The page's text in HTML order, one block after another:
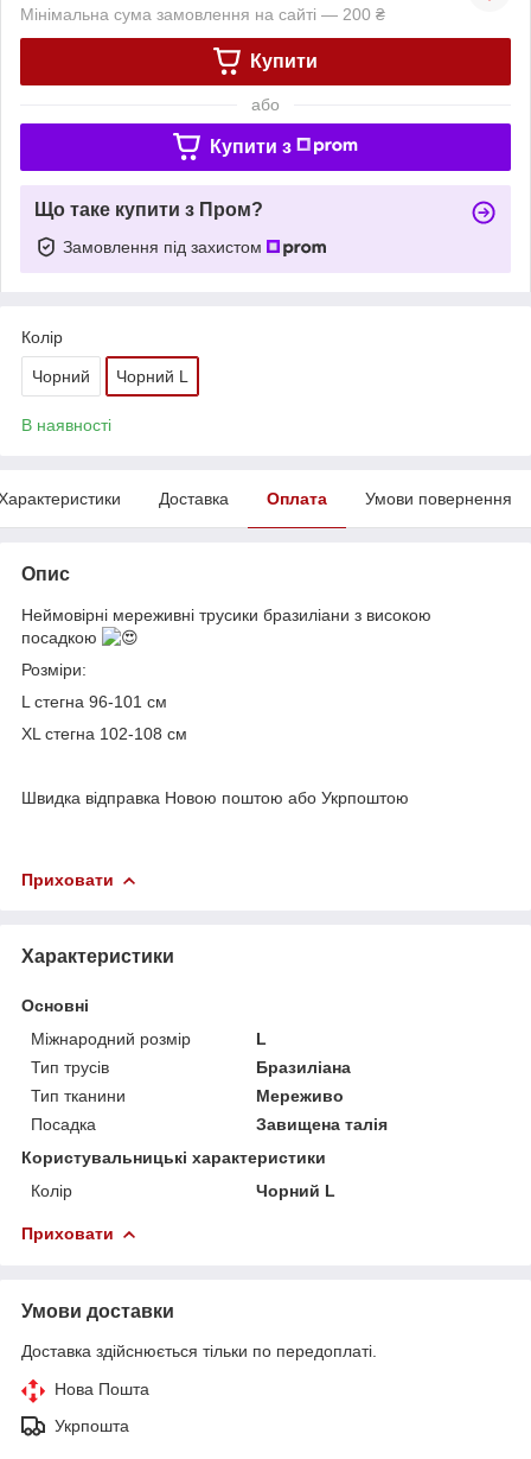
Мінімальна сума замовлення на сайті — 200 ₴
Купити
або
Купити з
Що таке купити з Пром?
Замовлення під захистом
Колір
Чорний Чорний L
В наявності
Доставка Оплата Умови повернення
Опис
Неймовірні мереживні трусики бразиліани з високою
посадкою
Розміри:
L стегна 96-101 см
XL стегна 102-108 см
Швидка відправка Новою поштою або Укрпоштою
Приховати
Характеристики
Основні
Міжнародний розмір
L
Тип трусів
Бразиліана
Тип тканини
Мереживо
Посадка
Завищена талія
Користувальницькі характеристики
Колір
Чорний L
Приховати
Умови доставки
Доставка здійснюється тільки по передоплаті.
Нова Пошта
Укрпошта